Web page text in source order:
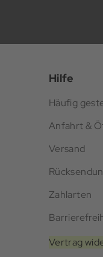
Hilfe
Häufig
Anfahrt &
Versand
Zahlarten
Vertrag